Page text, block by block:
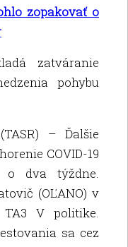
zopakovať o
zatváranie
pohybu
– Ďalšie
COVID-19
dva týždne.
(OĽANO) v
V politike.
sa cez